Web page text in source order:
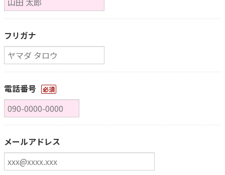
フリガナ
電話番号 必須
メールアドレス